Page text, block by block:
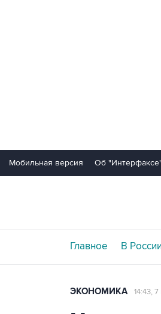
Мобильная версия Об "Интерфаксе"
Главное В
ЭКОНОМИКА 14:43,